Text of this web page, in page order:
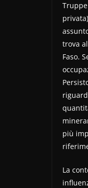
trova
Faso.
più
La